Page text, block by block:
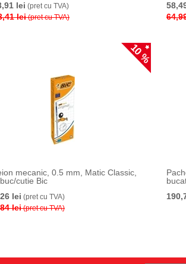
lei (pret cu TVA)
lei(pret cu TVA)
10 %
mecanic, 0.5 mm, Matic Classic,
cutie Bic
lei (pret cu TVA)
lei(pret cu TVA)